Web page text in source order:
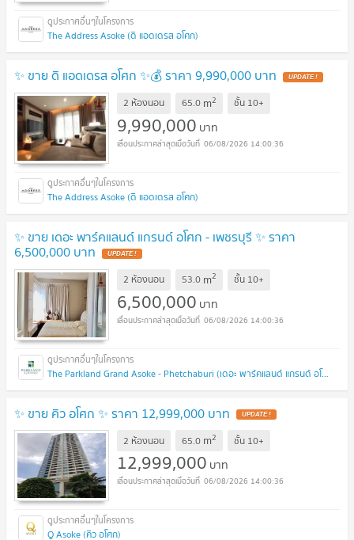
The Address Asoke (ดิ แอดเดรส อโศก)
✨ ขาย ดิ แอดเดรส อโศก ✨💰 ราคา 9,990,000 บาท UPDATE !
2 ห้องนอน 65.0 m2 ชั้น 10+
9,990,000 บาท
06/08/2026 14:00:36
The Address Asoke (ดิ แอดเดรส อโศก)
✨ ขาย เดอะ พาร์คแลนด์ แกรนด์ อโศก - เพชรบุรี ✨ ราคา
6,500,000 บาท UPDATE !
2 ห้องนอน 53.0 m2 ชั้น 10+
6,500,000 บาท
06/08/2026 14:00:36
The Parkland Grand Asoke - Phetchaburi (เดอะ พาร์คแลนด์ แกรนด์ อโศก - เพชรบุรี)
✨ ขาย คิว อโศก ✨ ราคา 12,999,000 บาท UPDATE !
2 ห้องนอน 65.0 m2 ชั้น 10+
12,999,000 บาท
06/08/2026 14:00:36
Q Asoke (คิว อโศก)